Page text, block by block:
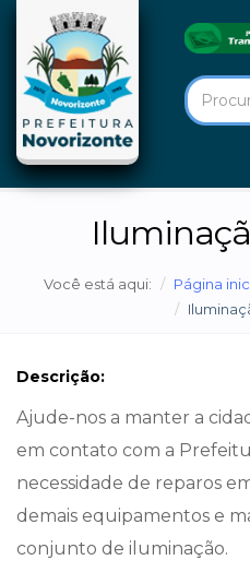
Você está aqui: Página
Descrição:
Ajude-nos a manter a
em contato com a
necessidade de reparos
demais equipamentos e
conjunto de iluminação.